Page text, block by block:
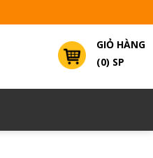
GIỎ HÀNG
(0) SP